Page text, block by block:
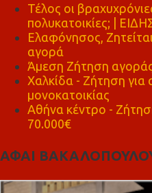
Τέλος οι
πολυκατοικίες; |
Ελαφόνησος,
αγορά
Άμεση Ζήτηση
Χαλκίδα - Ζήτηση για
μονοκατοικίας
Αθήνα κέντρο -
70.000€
ΑΦΑΙ